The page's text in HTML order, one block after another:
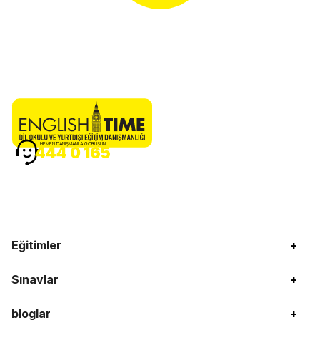
Eğitimler +
Sınavlar +
bloglar +
HEMEN DANIŞMANLA GÖRÜŞÜN
444 0 165